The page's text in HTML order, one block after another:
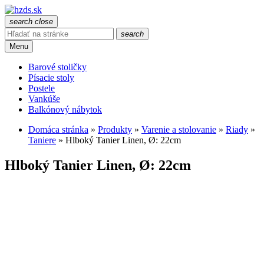
search close
search
Menu
Barové stoličky
Písacie stoly
Postele
Vankúše
Balkónový nábytok
Domáca stránka » Produkty » Varenie a stolovanie » Riady »
Taniere » Hlboký Tanier Linen, Ø: 22cm
Hlboký Tanier Linen, Ø: 22cm